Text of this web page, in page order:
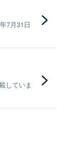
7月31日
していま